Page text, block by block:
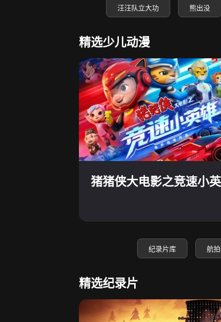
汪汪队立大功 熊出没
精选少儿动漫
猪猪侠大电影之竞速小
纪录片库 航
精选纪录片